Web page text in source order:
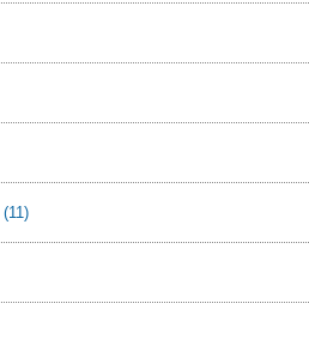
(11)